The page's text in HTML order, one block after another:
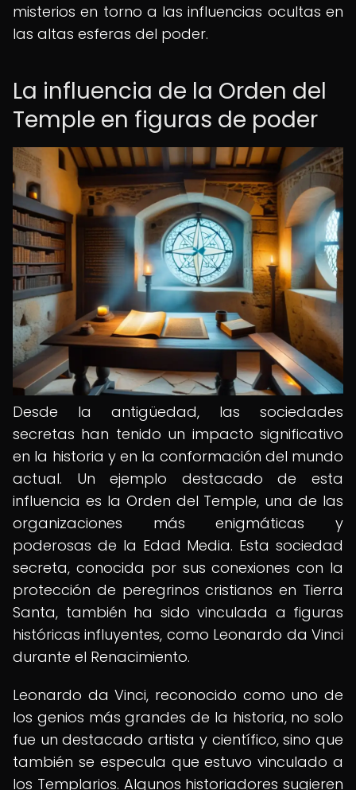
misterios en torno a las influencias ocultas en
las altas esferas del poder.
La influencia de la Orden del
Temple en figuras de poder
Desde la antigüedad, las sociedades
secretas han tenido un impacto significativo
en la historia y en la conformación del mundo
actual. Un ejemplo destacado de esta
influencia es la Orden del Temple, una de las
organizaciones más enigmáticas y
poderosas de la Edad Media. Esta sociedad
secreta, conocida por sus conexiones con la
protección de peregrinos cristianos en Tierra
Santa, también ha sido vinculada a figuras
históricas influyentes, como Leonardo da Vinci
durante el Renacimiento.
Leonardo da Vinci, reconocido como uno de
los genios más grandes de la historia, no solo
fue un destacado artista y científico, sino que
también se especula que estuvo vinculado a
los Templarios. Algunos historiadores sugieren